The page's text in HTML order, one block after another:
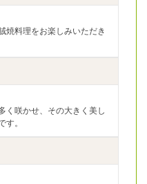
焼料理をお楽しみいただき
く咲かせ、その大きく美し
す。